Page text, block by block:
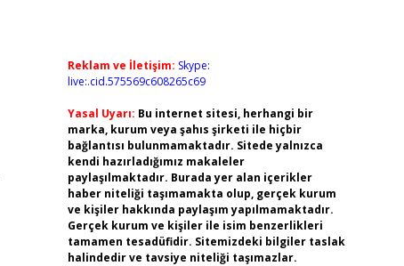
Reklam ve İletişim: Skype:
live:.cid.575569c608265c69
Yasal Uyarı: Bu internet sitesi, herhangi bir
marka, kurum veya şahıs şirketi ile hiçbir
bağlantısı bulunmamaktadır. Sitede yalnızca
kendi hazırladığımız makaleler
paylaşılmaktadır. Burada yer alan içerikler
haber niteliği taşımamakta olup, gerçek kurum
ve kişiler hakkında paylaşım yapılmamaktadır.
Gerçek kurum ve kişiler ile isim benzerlikleri
tamamen tesadüfidir. Sitemizdeki bilgiler taslak
halindedir ve tavsiye niteliği taşımazlar.